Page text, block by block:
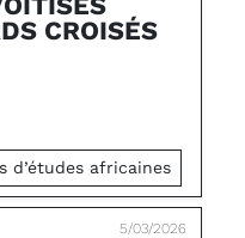
CROISÉS
d’études africaines
5/03/2026